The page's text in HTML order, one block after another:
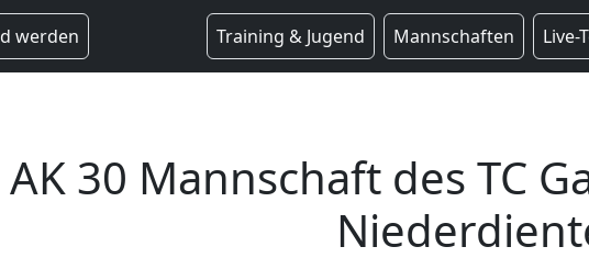
werden Training & Jugend Mannschaften Live-
AK 30 Mannschaft des TC